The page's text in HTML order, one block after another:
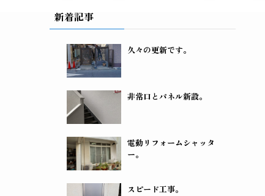
新着記事
久々の更新です。
非常口とパネル新設。
電動リフォームシャッタ
ー。
スピード工事。